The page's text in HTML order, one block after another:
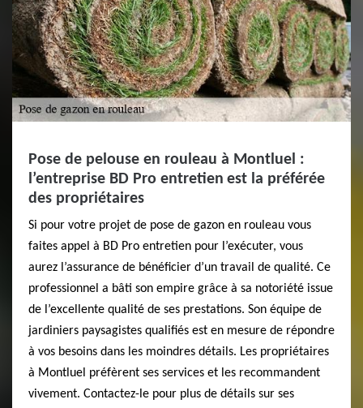
Pose de pelouse en rouleau à Montluel :
l’entreprise BD Pro entretien est la préférée
des propriétaires
Si pour votre projet de pose de gazon en rouleau vous
faites appel à BD Pro entretien pour l’exécuter, vous
aurez l’assurance de bénéficier d’un travail de qualité. Ce
professionnel a bâti son empire grâce à sa notoriété issue
de l’excellente qualité de ses prestations. Son équipe de
jardiniers paysagistes qualifiés est en mesure de répondre
à vos besoins dans les moindres détails. Les propriétaires
à Montluel préfèrent ses services et les recommandent
vivement. Contactez-le pour plus de détails sur ses